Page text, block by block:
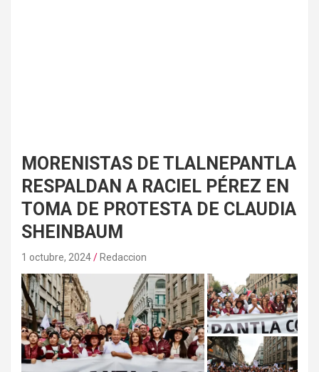
MORENISTAS DE TLALNEPANTLA
RESPALDAN A RACIEL PÉREZ EN
TOMA DE PROTESTA DE CLAUDIA
SHEINBAUM
1 octubre, 2024 Redaccion